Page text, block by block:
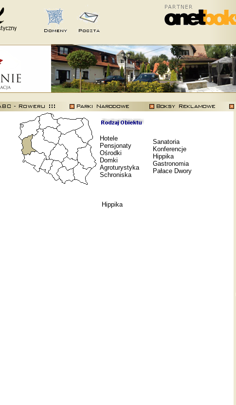
Hotele
Pensjonaty
Ośrodki
Domki
Agroturystyka
Schroniska
Sanatoria
Konferencje
Hippika
Gastronomia
Pałace Dwory
Hippika